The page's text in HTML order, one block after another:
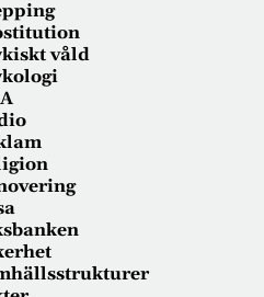
våld